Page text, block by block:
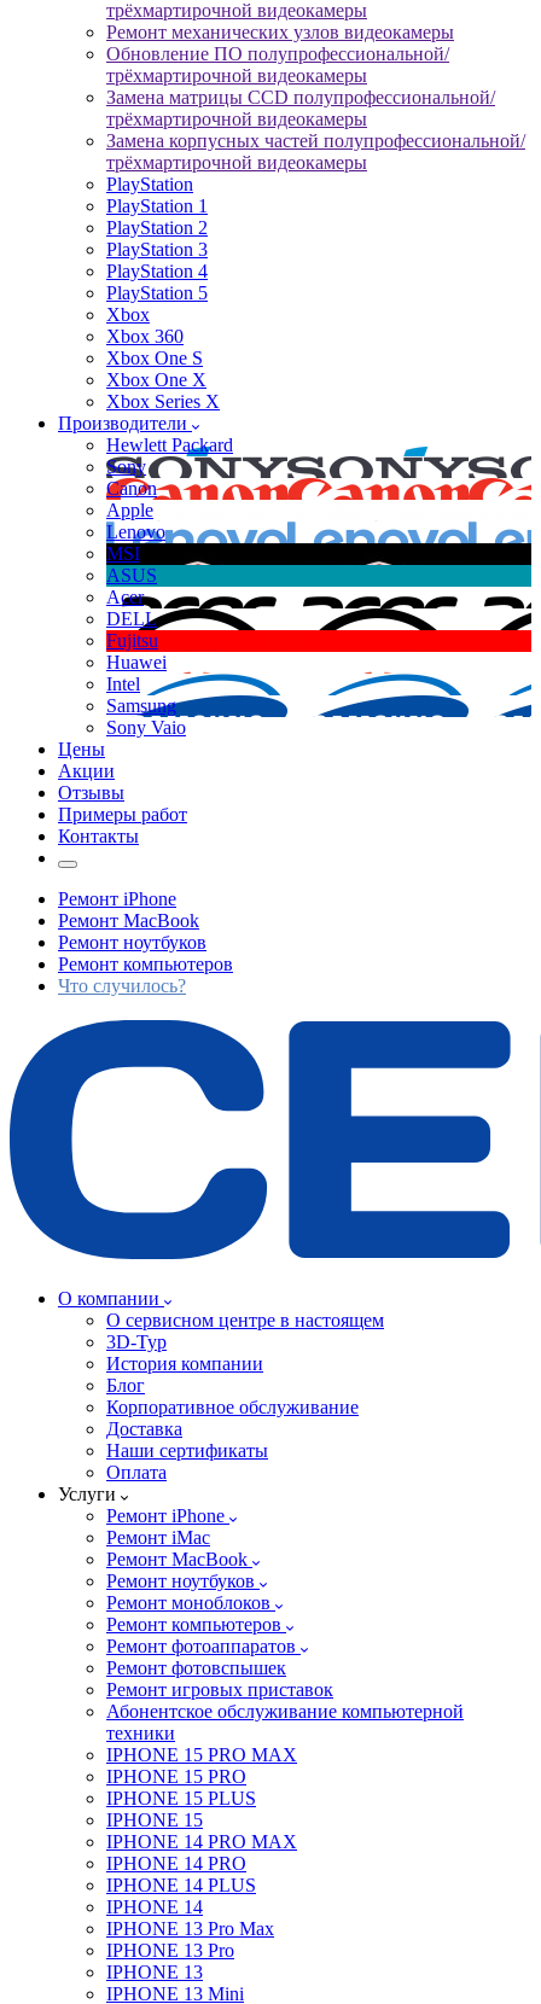
трёхмартирочной видеокамеры
Ремонт механических узлов видеокамеры
Обновление ПО полупрофессиональной/
трёхмартирочной видеокамеры
Замена матрицы CCD полупрофессиональной/
трёхмартирочной видеокамеры
Замена корпусных частей полупрофессиональной/
трёхмартирочной видеокамеры
PlayStation
PlayStation 1
PlayStation 2
PlayStation 3
PlayStation 4
PlayStation 5
Xbox
Xbox 360
Xbox One S
Xbox One X
Xbox Series X
Производители
Hewlett Packard
Sony
Canon
Apple
Lenovo
MSI
ASUS
Acer
DELL
Fujitsu
Huawei
Intel
Samsung
Sony Vaio
Цены
Акции
Отзывы
Примеры работ
Контакты
Ремонт iPhone
Ремонт MacBook
Ремонт ноутбуков
Ремонт компьютеров
Что случилось?
О компании
О сервисном центре в настоящем
3D-Тур
История компании
Блог
Корпоративное обслуживание
Доставка
Наши сертификаты
Оплата
Услуги
Ремонт iPhone
Ремонт iMac
Ремонт MacBook
Ремонт ноутбуков
Ремонт моноблоков
Ремонт компьютеров
Ремонт фотоаппаратов
Ремонт фотовспышек
Ремонт игровых приставок
Абонентское обслуживание компьютерной
техники
IPHONE 15 PRO MAX
IPHONE 15 PRO
IPHONE 15 PLUS
IPHONE 15
IPHONE 14 PRO MAX
IPHONE 14 PRO
IPHONE 14 PLUS
IPHONE 14
IPHONE 13 Pro Max
IPHONE 13 Pro
IPHONE 13
IPHONE 13 Mini